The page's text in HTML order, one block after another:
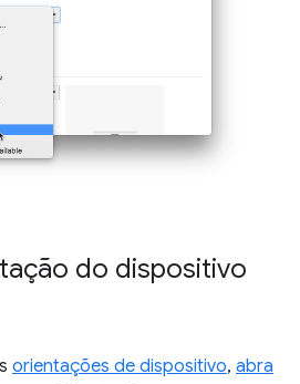
do dispositivo
orientações de dispositivo, abra